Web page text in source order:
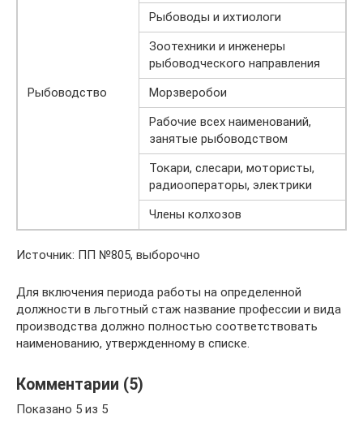
Рыбоводство
Рыбоводы и ихтиологи
Зоотехники и инженеры
рыбоводческого направления
Морзверобои
Рабочие всех наименований,
занятые рыбоводством
Токари, слесари, мотористы,
радиооператоры, электрики
Члены колхозов
Источник: ПП №805, выборочно
Для включения периода работы на определенной
должности в льготный стаж название профессии и вида
производства должно полностью соответствовать
наименованию, утвержденному в списке.
Комментарии (5)
Показано 5 из 5